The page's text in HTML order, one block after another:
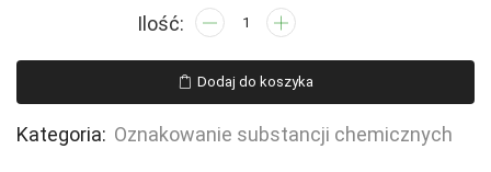
ilość
Substancja
bardzo
toksyczna
Dodaj do koszyka
Kategoria: Oznakowanie substancji chemicznych